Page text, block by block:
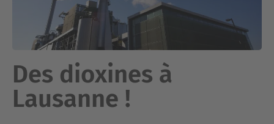
Des dioxines à
Lausanne !